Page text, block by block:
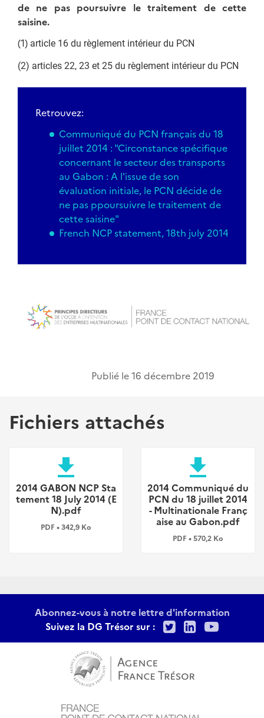
de ne pas poursuivre le traitement de cette
saisine.
(1) article 16 du règlement intérieur du PCN
(2) articles 22, 23 et 25 du règlement intérieur du PCN
Retrouvez:
Communiqué du PCN français du 18
juillet 2014 : "Circonstance spécifique
concernant le secteur des transports
au Gabon : A l'issue de son
évaluation initiale, le PCN décide de
ne pas ppoursuivre le traitement de
cette saisine"
French NCP statement, 18th july 2014
Publié le16 décembre 2019
Fichiers attachés
file_download
2014 GABON NCP Sta
tement 18 July 2014 (E
N).pdf
PDF • 342,9 Ko
file_download
2014 Communiqué du
PCN du 18 juillet 2014
- Multinationale Franç
aise au Gabon.pdf
PDF • 570,2 Ko
Abonnez-vous à notre lettre d'information
Suivez la DG Trésor sur :
TwitterLinkedIn